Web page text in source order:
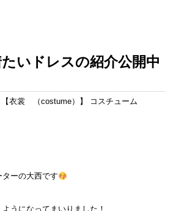
いドレスの紹介公開中
【衣裳 （costume） 】 コスチューム
ーの大西です
うになってまいりました！